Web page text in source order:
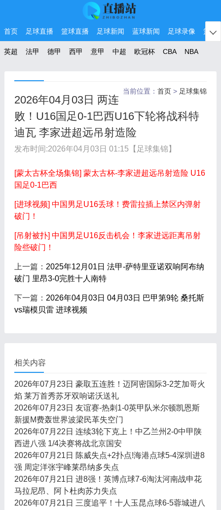
首页 足球直播 篮球直播 足球新闻 蓝球新闻 足球录像 篮球

英超 法甲 德甲 西甲 意甲 中超 欧冠杯 CBA NBA
当前位置：首页 > 足球集锦
2026年04月03日 两连
败！U16国足0-1巴西U16下轮将战科特
迪瓦 李家进超远吊射造险
发布时间:2026年04月03日 01:15 【足球集锦】
[蒙太古杯全场集锦] 蒙太古杯-李家进超远吊射造险 U16
国足0-1巴西
[进球视频] 中国男足U16丢球！费雷拉插上禁区内弹射
破门！
[吊射被扑] 中国男足U16反击机会！李家进远距离吊射
险些破门！
上一篇： 2025年12月01日 法甲-萨特里亚诺双响阿布纳
破门 里昂3-0完胜十人南特
下一篇： 2026年04月03日 04月03日 巴甲第9轮 桑托斯
vs瑞模贝雷 进球视频
相关内容
2026年07月23日 豪取五连胜！迈阿密国际3-2芝加哥火
焰 莱万首秀苏牙双响诺沃送礼
2026年07月23日 友谊赛-热刺1-0英甲队米尔顿凯恩斯
新援M费轰世界波梁民革失空门
2026年07月22日 连续3轮下克上！中乙兰州2-0中甲陕
西进八强 1/4决赛将战北京国安
2026年07月21日 陈威失点+2扑点!海港点球5-4深圳进8
强 周定洋张宇峰莱昂纳多失点
2026年07月21日 进8强！英博点球7-6淘汰河南战申花
马拉尼昂、阿卜杜肉苏力失点
2026年07月21日 三度追平！十人玉昆点球6-5蓉城进八